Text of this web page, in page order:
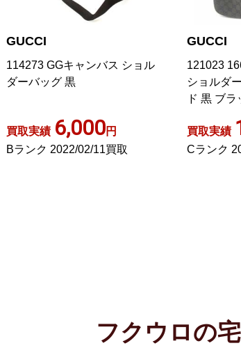
GUCCI
114273 GGキャンバス ショル
ダーバッグ 黒
買取実績 6,000円
Bランク 2022/02/11買取
GUCCI
121023
ショルダ
ド 黒 ブラ
買取実績
Cランク
フクウロの